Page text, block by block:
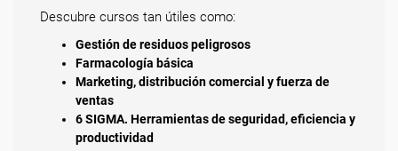
Descubre cursos tan útiles como:
Gestión de residuos peligrosos
Farmacología básica
Marketing, distribución comercial y fuerza de
ventas
6 SIGMA. Herramientas de seguridad, eficiencia y
productividad